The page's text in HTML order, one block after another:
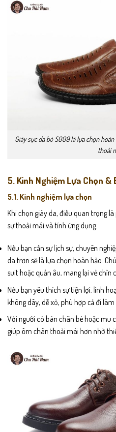
Giày sục da bò S009 là lựa chọn
thoải
5. Kinh Nghiệm Lựa Chọn &
5.1. Kinh nghiệm lựa chọn
Khi chọn giày da, điều quan trọng
sự thoải mái và tính ứng dụng.
Nếu bạn cần sự lịch sự, chuyên
da trơn sẽ là lựa chọn hoàn hảo.
suit hoặc quần âu, mang lại vẻ chỉn
Nếu bạn yêu thích sự tiện lợi, linh
không dây, dễ xỏ, phù hợp cả đi làm
Với người có bàn chân bè hoặc mu
giúp ôm chân thoải mái hơn nhờ